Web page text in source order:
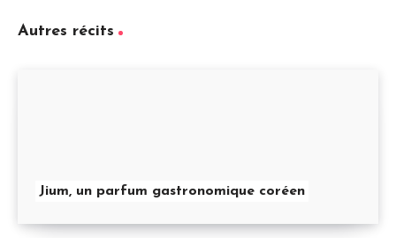
Autres récits
Jium, un parfum gastronomique coréen